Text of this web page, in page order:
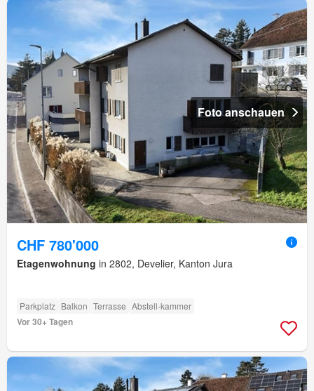
Foto anschauen
CHF 780'000
Etagenwohnung in 2802, Develier, Kanton Jura
Parkplatz Balkon Terrasse Abstell-kammer
Vor 30+ Tagen